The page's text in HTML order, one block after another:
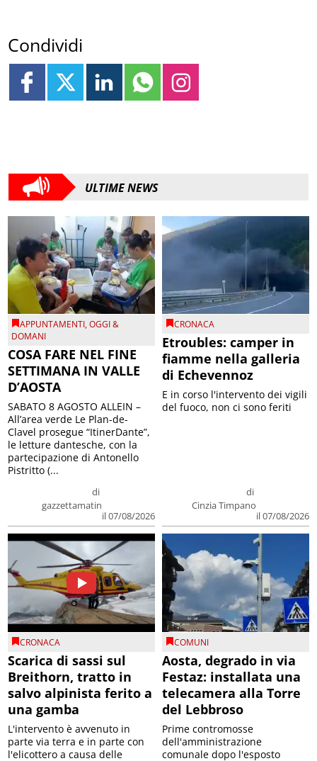
Condividi
ULTIME NEWS
APPUNTAMENTI,OGGI &
DOMANI
COSA FARE NEL FINE
SETTIMANA IN VALLE
D’AOSTA
di
gazzettamatin
il 07/08/2026
SABATO 8 AGOSTO ALLEIN –
All’area verde Le Plan-de-
Clavel prosegue “ItinerDante”,
le letture dantesche, con la
partecipazione di Antonello
Pistritto (...
CRONACA
Etroubles: camper in
fiamme nella galleria
di Echevennoz
di
Cinzia Timpano
il 07/08/2026
E in corso l'intervento dei vigili
del fuoco, non ci sono feriti
CRONACA
Scarica di sassi sul
Breithorn, tratto in
salvo alpinista ferito a
una gamba
L'intervento è avvenuto in
parte via terra e in parte con
l'elicottero a causa delle
COMUNI
Aosta, degrado in via
Festaz: installata una
telecamera alla Torre
del Lebbroso
Prime contromosse
dell'amministrazione
comunale dopo l'esposto